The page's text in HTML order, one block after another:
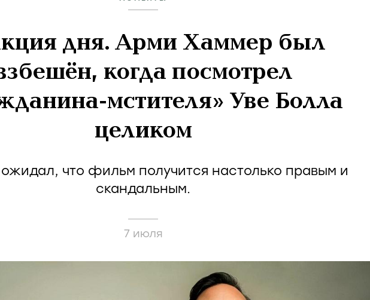
дня. Арми Хаммер был
когда посмотрел
мстителя» Уве Болла
целиком
что фильм получится настолько правым и
скандальным.
7 июля